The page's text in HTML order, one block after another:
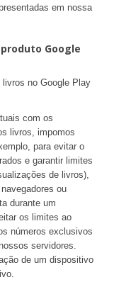
em nossa
Google
no Google Play
com os
livros, impomos
para evitar o
e garantir limites
de livros),
ou
durante um
os limites ao
números exclusivos
servidores.
de um dispositivo